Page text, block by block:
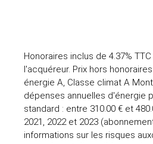
Honoraires inclus de 4.37%
l'acquéreur. Prix hors
énergie A, Classe climat A
dépenses annuelles d'énergie
standard : entre 310.00 € et
2021, 2022 et 2023
informations sur les risques